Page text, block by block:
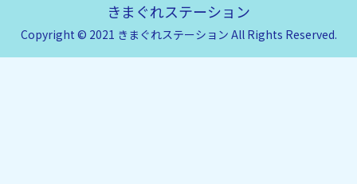
きまぐれステーション
Copyright © 2021 きまぐれステーション All Rights Reserved.